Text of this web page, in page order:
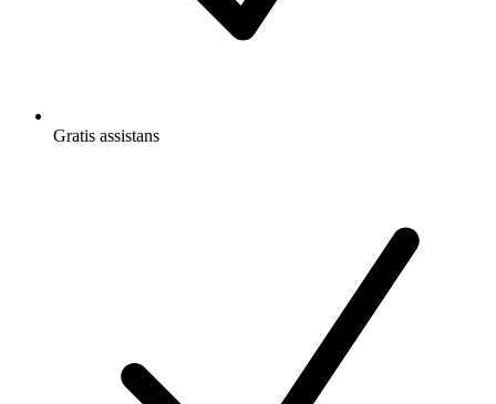
Gratis assistans